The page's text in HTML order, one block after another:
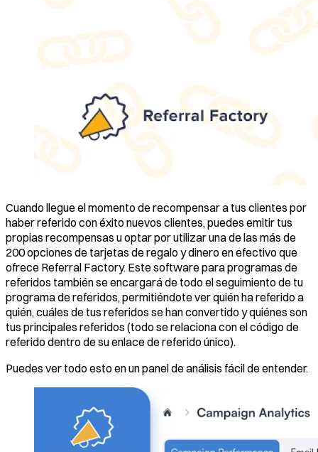
Cuando llegue el momento de recompensar a tus clientes por
haber referido con éxito nuevos clientes, puedes emitir tus
propias recompensas u optar por utilizar una de las más de
200 opciones de tarjetas de regalo y dinero en efectivo que
ofrece Referral Factory. Este software para programas de
referidos también se encargará de todo el seguimiento de tu
programa de referidos, permitiéndote ver quién ha referido a
quién, cuáles de tus referidos se han convertido y quiénes son
tus principales referidos (todo se relaciona con el código de
referido dentro de su enlace de referido único).
Puedes ver todo esto en un panel de análisis fácil de entender.